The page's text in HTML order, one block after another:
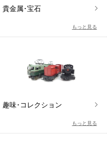
貴金属･宝石
もっと見る
趣味･コレクション
もっと見る